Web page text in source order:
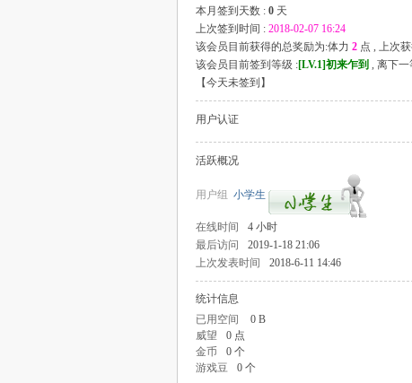
本月签到天数 : 0 天
上次签到时间 : 2018-02-07 16:24
该会员目前获得的总奖励为:体力 2 点 , 上次
该会员目前签到等级 :[LV.1]初来乍到 , 离下一
【今天未签到 】
用户认证
活跃概况
用户组 小学生
在线时间 4 小时
最后访问
2019-1-18 21:06
上次发表时间
2018-6-11 14:46
统计信息
已用空间
0 B
威望
0 点
金币
0 个
游戏豆
0 个